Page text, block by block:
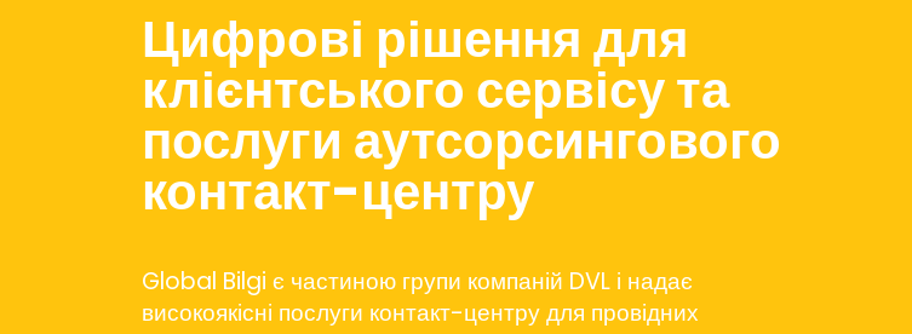
Цифрові рішення для
клієнтського сервісу та
послуги аутсорсингового
контакт-центру
Global Bilgi є частиною групи компаній DVL і надає
високоякісні послуги контакт-центру для провідних